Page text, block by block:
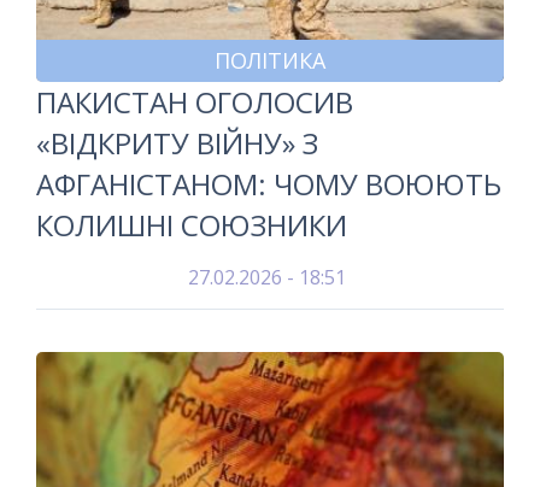
ПОЛІТИКА
ПАКИСТАН ОГОЛОСИВ
«ВІДКРИТУ ВІЙНУ» З
АФГАНІСТАНОМ: ЧОМУ ВОЮЮТЬ
КОЛИШНІ СОЮЗНИКИ
27.02.2026 - 18:51